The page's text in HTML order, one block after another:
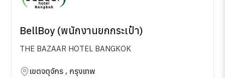
BellBoy (พนักงานยกกระเป๋า)
THE BAZAAR HOTEL BANGKOK
เขตจตุจักร , กรุงเทพ